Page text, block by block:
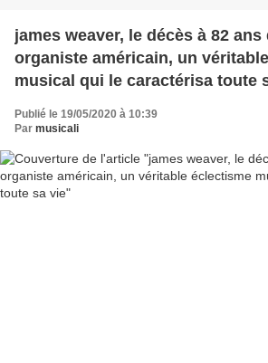
james weaver, le décès à 82
organiste américain, un
musical qui le caractérisa toute
Publié le 19/05/2020 à 10:39
Par musicali